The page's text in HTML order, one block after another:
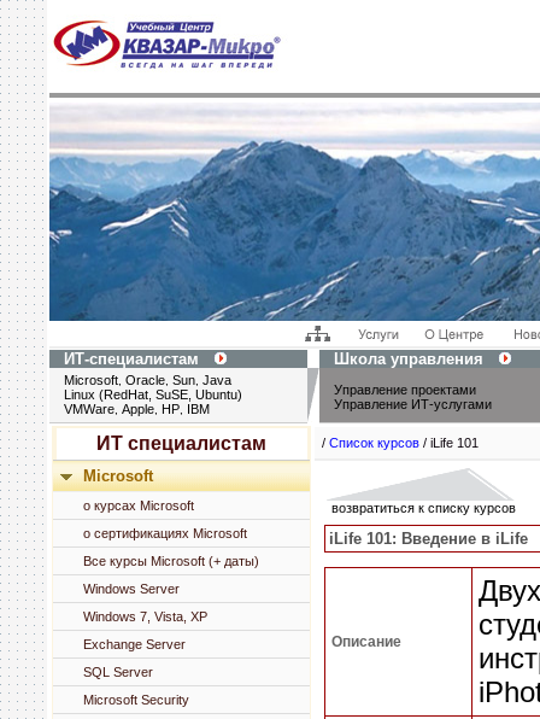
ИТ-специалистам Школа управления
Microsoft Oracle Sun Java
Linux (RedHat, SuSE, Ubuntu)
VMWare Apple HP IBM
Управление проектами
Управление ИТ-услугами
ИТ специалистам
Microsoft
о курсах Microsoft
о сертификациях Microsoft
Все курсы Microsoft (+ даты)
Windows Server
Windows 7, Vista, XP
Exchange Server
SQL Server
Microsoft Security
/ Список курсов / iLife 101
возвратиться к списку курсов
iLife 101: Введение в iLife
Описание